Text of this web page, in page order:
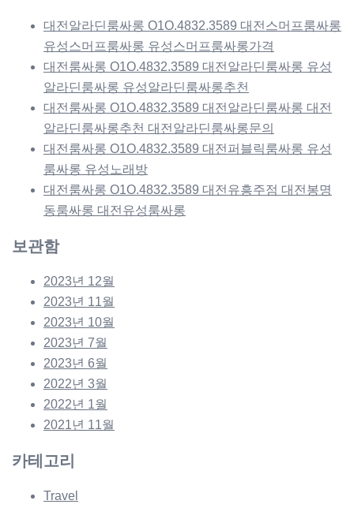
대전알라딘룸싸롱 O1O.4832.3589 대전스머프룸싸롱
유성스머프룸싸롱 유성스머프룸싸롱가격
대전룸싸롱 O1O.4832.3589 대전알라딘룸싸롱 유성
알라딘룸싸롱 유성알라딘룸싸롱추천
대전룸싸롱 O1O.4832.3589 대전알라딘룸싸롱 대전
알라딘룸싸롱추천 대전알라딘룸싸롱문의
대전룸싸롱 O1O.4832.3589 대전퍼블릭룸싸롱 유성
룸싸롱 유성노래방
대전룸싸롱 O1O.4832.3589 대전유흥주점 대전봉명
동룸싸롱 대전유성룸싸롱
보관함
2023년 12월
2023년 11월
2023년 10월
2023년 7월
2023년 6월
2022년 3월
2022년 1월
2021년 11월
카테고리
Travel